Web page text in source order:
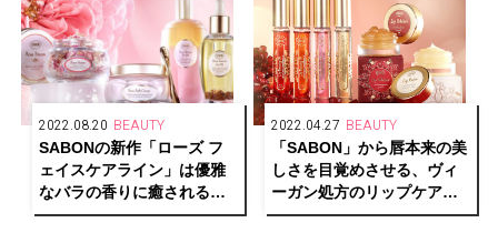
2022.08.20 BEAUTY
SABONの新作「ローズ フ
ェイスケアライン」は優雅
なバラの香りに癒されるラ
グジュアリーなスキンケア
2022.04.27 BEAUTY
「SABON」から唇本来の美
しさを目覚めさせる、ヴィ
ーガン処方のリップケアラ
インが新登場！